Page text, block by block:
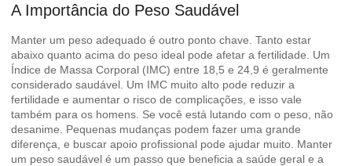
A Importância do Peso Saudável
Manter um peso adequado é outro ponto chave. Tanto estar
abaixo quanto acima do peso ideal pode afetar a fertilidade. Um
Índice de Massa Corporal (IMC) entre 18,5 e 24,9 é geralmente
considerado saudável. Um IMC muito alto pode reduzir a
fertilidade e aumentar o risco de complicações, e isso vale
também para os homens. Se você está lutando com o peso, não
desanime. Pequenas mudanças podem fazer uma grande
diferença, e buscar apoio profissional pode ajudar muito. Manter
um peso saudável é um passo que beneficia a saúde geral e a